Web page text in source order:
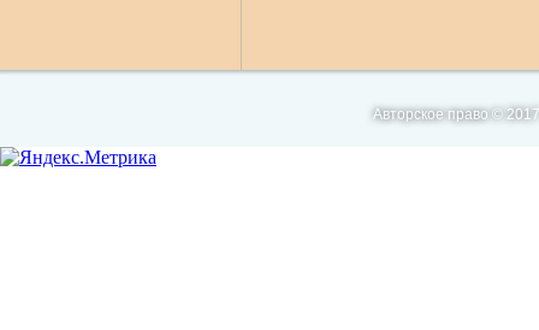
Авторское право ©